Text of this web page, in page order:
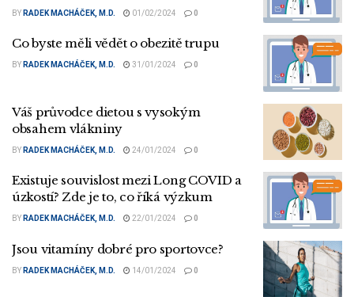
BY RADEK MACHÁČEK, M.D. 01/02/2024 0
Co byste měli vědět o obezitě trupu
BY RADEK MACHÁČEK, M.D. 31/01/2024 0
Váš průvodce dietou s vysokým
obsahem vlákniny
BY RADEK MACHÁČEK, M.D. 24/01/2024 0
Existuje souvislost mezi Long COVID a
úzkostí? Zde je to, co říká výzkum
BY RADEK MACHÁČEK, M.D. 22/01/2024 0
Jsou vitamíny dobré pro sportovce?
BY RADEK MACHÁČEK, M.D. 14/01/2024 0